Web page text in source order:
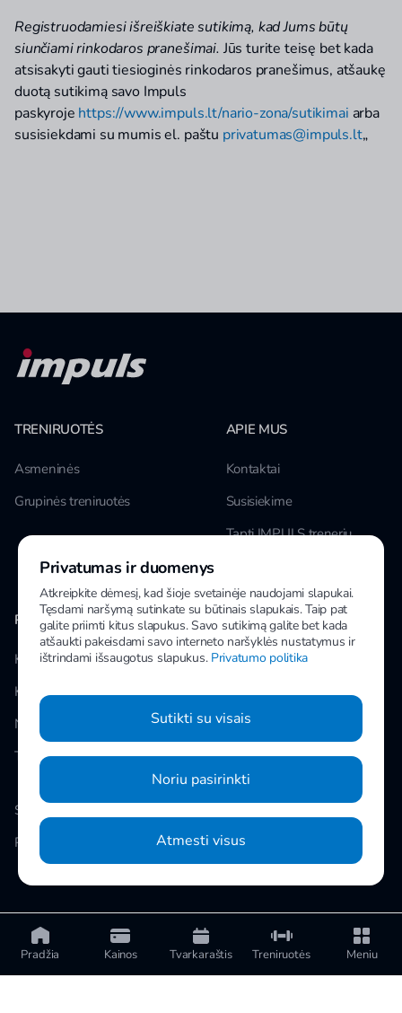
Registruodamiesi išreiškiate sutikimą, kad Jums būtų
siunčiami rinkodaros pranešimai. Jūs turite teisę bet kada
atsisakyti gauti tiesioginės rinkodaros pranešimus, atšaukę
duotą sutikimą savo Impuls
paskyroje https://www.impuls.lt/nario-zona/sutikimai arba
susisiekdami su mumis el. paštu privatumas@impuls.lt„
© 2026 UAB „Impuls LTU“ Kareivių g. 14, Vilnius
TRENIRUOTĖS
Asmeninės
Grupinės treniruotės
APIE MUS
Kontaktai
Susisiekime
Tapti IMPULS treneriu
PAPILDOMA INFORMACIJA
Klubai
Kainos
Naujienos
Taisyklės
MANO IMPULS
Facebook
Instagram
Slapukų nustatymai
Privatumo politika
Pradžia Kainos Tvarkaraštis Treniruotės Meniu
Privatumas ir duomenys
Atkreipkite dėmesį, kad šioje svetainėje naudojami slapukai.
Tęsdami naršymą sutinkate su būtinais slapukais. Taip pat
galite priimti kitus slapukus. Savo sutikimą galite bet kada
atšaukti pakeisdami savo interneto naršyklės nustatymus ir
ištrindami išsaugotus slapukus. Privatumo politika
Sutikti su visais
Noriu pasirinkti
Atmesti visus